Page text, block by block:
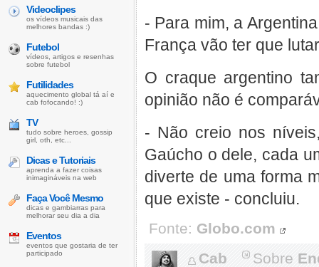
- Para mim, a
França vão ter que
O craque argentino
opinião não é
- Não creio nos
Gaúcho o dele, cada
diverte de uma forma
que existe - concluiu.
Fonte: Globo.com
Cab
Sobre
Videoclipes
os vídeos musicais das
melhores bandas :)
Futebol
vídeos, artigos e resenhas
sobre futebol
Futilidades
aquecimento global tá aí e
cab fofocando! :)
TV
tudo sobre heroes, gossip
girl, oth, etc...
Dicas e Tutoriais
aprenda a fazer coisas
inimagináveis na web
Faça Você Mesmo
dicas e gambiarras para
melhorar seu dia a dia
Eventos
eventos que gostaria de ter
participado